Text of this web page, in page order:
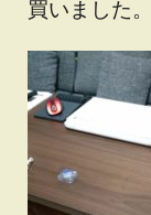
買いました。